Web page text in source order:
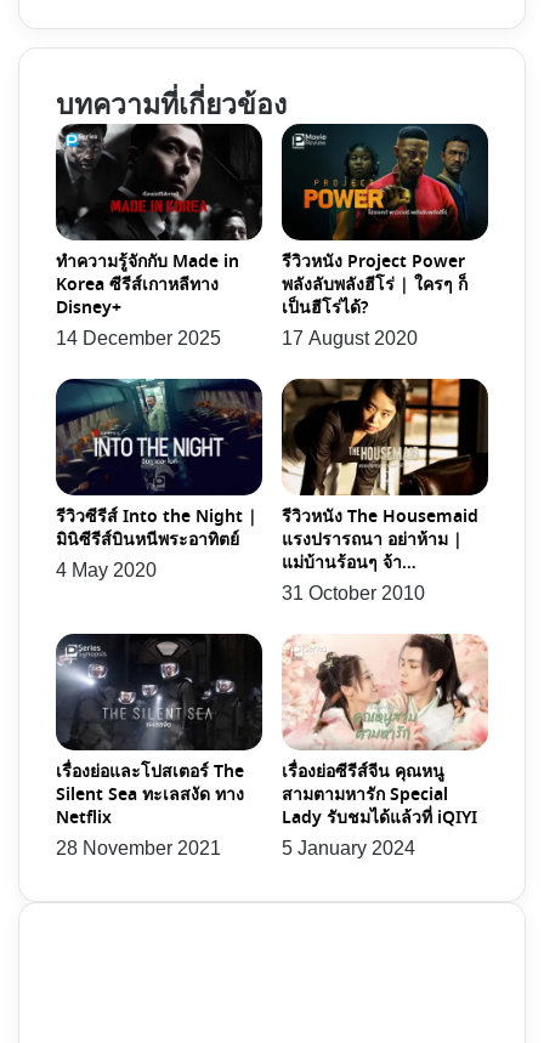
ฆาตกรรม
เหตุ
ร้าย
เมือง
ที่
ถูก
ขัง
Squid
Game
วิด
เกม
เล่น
ลุ้น
ตาย
|
แค่
เกม
ไม่
เห็น
ต้อง
ถึง
ตาย!
บทความที่เกี่ยวข้อง
ทำความรู้จักกับ Made in
Korea ซีรีส์เกาหลีทาง
Disney+
14 December 2025
รีวิวหนัง Project Power
พลังลับพลังฮีโร่ | ใครๆ ก็
เป็นฮีโร่ได้?
17 August 2020
รีวิวซีรีส์ Into the Night |
มินิซีรีส์บินหนีพระอาทิตย์
4 May 2020
รีวิวหนัง The Housemaid
แรงปรารถนา อย่าห้าม |
แม่บ้านร้อนๆ จ้า…
31 October 2010
เรื่องย่อและโปสเตอร์ The
Silent Sea ทะเลสงัด ทาง
Netflix
28 November 2021
เรื่องย่อซีรีส์จีน คุณหนู
สามตามหารัก Special
Lady รับชมได้แล้วที่ iQIYI
5 January 2024